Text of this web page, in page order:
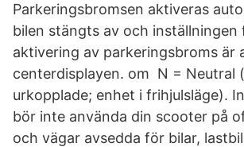
Parkeringsbromsen aktiveras
bilen stängts av och inställningen
aktivering av parkeringsbroms är
centerdisplayen. om N = Neutral
urkopplade; enhet i frihjulsläge).
bör inte använda din scooter på
och vägar avsedda för bilar,